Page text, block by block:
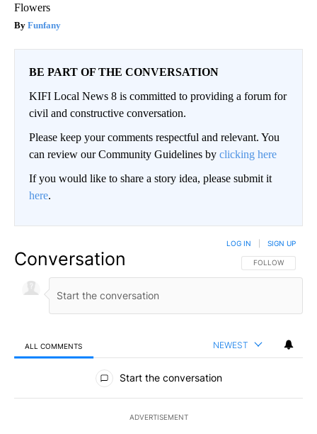
Flowers
Funfany
BE PART OF THE CONVERSATION
KIFI Local News 8 is committed to providing a forum for
civil and constructive conversation.
Please keep your comments respectful and relevant. You
can review our Community Guidelines by clicking here
If you would like to share a story idea, please submit it
here.
Conversation FOLLOW THIS
FOLLOW
LOG IN SIGN UP
ALL COMMENTS NEWEST
All Comments
Start the conversation
ADVERTISEMENT